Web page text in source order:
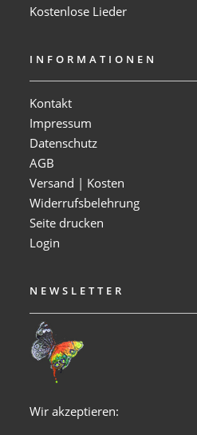
Kostenlose Lieder
INFORMATIONEN
Kontakt
Impressum
Datenschutz
AGB
Versand | Kosten
Widerrufsbelehrung
Seite drucken
Login
NEWSLETTER
Wir akzeptieren: